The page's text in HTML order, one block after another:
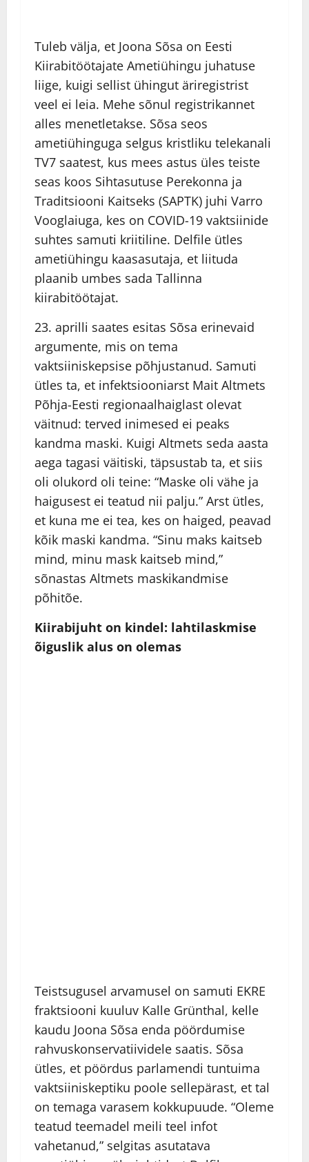
Tuleb välja, et Joona Sõsa on Eesti
Kiirabitöötajate Ametiühingu juhatuse
liige, kuigi sellist ühingut äriregistrist
veel ei leia. Mehe sõnul registrikannet
alles menetletakse. Sõsa seos
ametiühinguga selgus kristliku telekanali
TV7 saatest, kus mees astus üles teiste
seas koos Sihtasutuse Perekonna ja
Traditsiooni Kaitseks (SAPTK) juhi Varro
Vooglaiuga, kes on COVID-19 vaktsiinide
suhtes samuti kriitiline. Delfile ütles
ametiühingu kaasasutaja, et liituda
plaanib umbes sada Tallinna
kiirabitöötajat.
23. aprilli saates esitas Sõsa erinevaid
argumente, mis on tema
vaktsiiniskepsise põhjustanud. Samuti
ütles ta, et infektsiooniarst Mait Altmets
Põhja-Eesti regionaalhaiglast olevat
väitnud: terved inimesed ei peaks
kandma maski. Kuigi Altmets seda aasta
aega tagasi väitiski, täpsustab ta, et siis
oli olukord oli teine: “Maske oli vähe ja
haigusest ei teatud nii palju.” Arst ütles,
et kuna me ei tea, kes on haiged, peavad
kõik maski kandma. “Sinu maks kaitseb
mind, minu mask kaitseb mind,”
sõnastas Altmets maskikandmise
põhitõe.
Kiirabijuht on kindel: lahtilaskmise
õiguslik alus on olemas
Teistsugusel arvamusel on samuti EKRE
fraktsiooni kuuluv Kalle Grünthal, kelle
kaudu Joona Sõsa enda pöördumise
rahvuskonservatiividele saatis. Sõsa
ütles, et pöördus parlamendi tuntuima
vaktsiiniskeptiku poole sellepärast, et tal
on temaga varasem kokkupuude. “Oleme
teatud teemadel meili teel infot
vahetanud,” selgitas asutatava